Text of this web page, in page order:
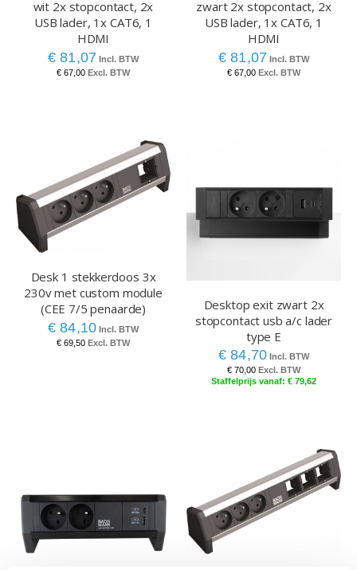
wit 2x stopcontact, 2x
USB lader, 1x CAT6, 1
HDMI
€ 81,07
€ 67,00
zwart 2x stopcontact, 2x
USB lader, 1x CAT6, 1
HDMI
€ 81,07
€ 67,00
Desk 1 stekkerdoos 3x
230v met custom module
(CEE 7/5 penaarde)
€ 84,10
€ 69,50
Desktop exit zwart 2x
stopcontact usb a/c lader
type E
€ 84,70
€ 70,00
€ 79,62